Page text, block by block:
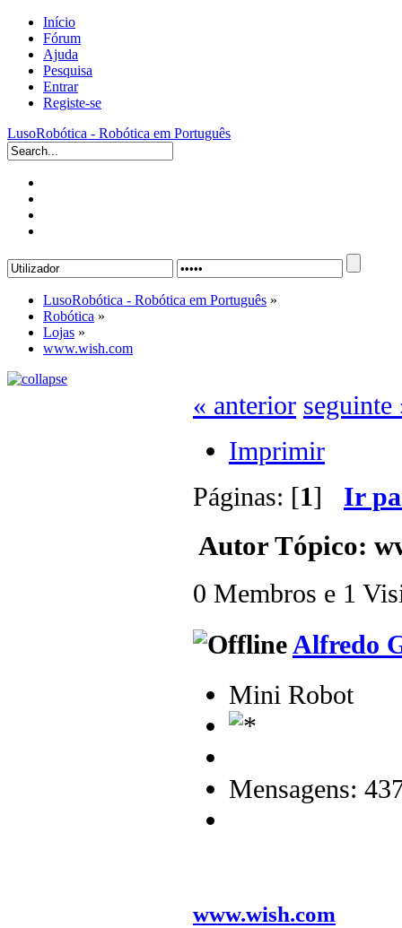
Início
Fórum
Ajuda
Pesquisa
Entrar
Registe-se
LusoRobótica - Robótica em Português
LusoRobótica - Robótica em Português »
Robótica »
Lojas »
www.wish.com
« anterior seguinte
Imprimir
Páginas: [1] Ir
AutorTópico:
0 Membros e 1
Alfredo
Mini Robot
Mensagens:
www.wish.com